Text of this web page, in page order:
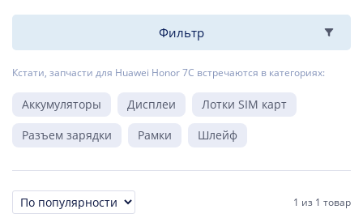
Фильтр
Кстати, запчасти для Huawei Honor 7C встречаются в категориях:
Аккумуляторы Дисплеи
Лотки SIM карт
Разъем зарядки
Рамки Шлейф
Сортировка 1 из 1 товар